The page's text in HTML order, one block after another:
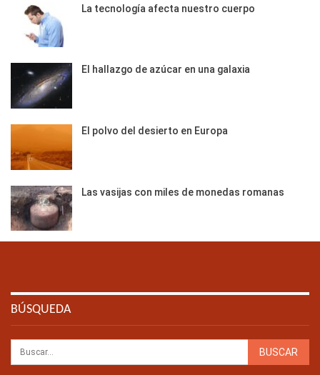
La tecnología afecta nuestro cuerpo
El hallazgo de azúcar en una galaxia
El polvo del desierto en Europa
Las vasijas con miles de monedas romanas
BÚSQUEDA